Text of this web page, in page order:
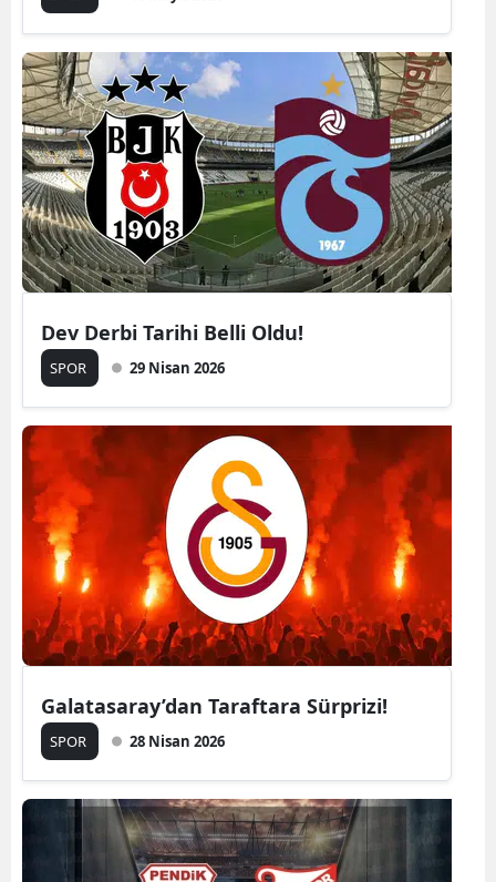
Dev Derbi Tarihi Belli Oldu!
SPOR 29 Nisan 2026
Galatasaray’dan Taraftara Sürprizi!
SPOR 28 Nisan 2026